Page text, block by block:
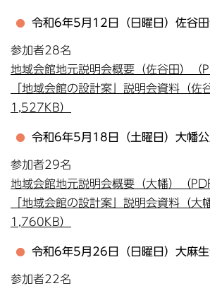
令和6年5月12日（日曜日）佐谷
参加者28名
地域会館地元説明会概要（佐谷田）（
「地域会館の設計案」説明会資料（佐
1,527KB）
令和6年5月18日（土曜日）大幡
参加者29名
地域会館地元説明会概要（大幡）（
「地域会館の設計案」説明会資料（大
1,760KB）
令和6年5月26日（日曜日）大麻
参加者22名